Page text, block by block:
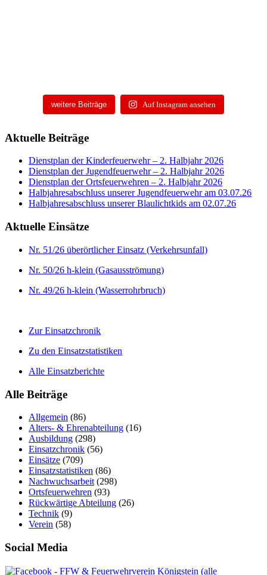
weitere Beiträge Auf Instagram ansehen
Aktuelle Beiträge
Dienstplan der Kinderfeuerwehr – 2. Halbjahr 2026
Dienstplan der Jugendfeuerwehr – 2. Halbjahr 2026
Dienstplan der Ortsfeuerwehren – 2. Halbjahr 2026
Halbjahresabschluss unserer Jugendfeuerwehr am 03.07.26
Halbjahresabschluss unserer Blaulichtkids am 02.07.26
Aktuelle Einsätze
Nr. 51/26 überörtlicher Einsatz (Verkehrsunfall)
Nr. 50/26 h-klein (Gasausströmung)
Nr. 49/26 h-klein (Wasserrohrbruch)
Zur Einsatzchronik
Zu den Einsatzstatistiken
Alle Einsatzberichte
Alle Beiträge
Allgemein (86)
Alters- & Ehrenabteilung (16)
Ausbildung (298)
Einsatzchronik (56)
Einsätze (709)
Einsatzstatistiken (86)
Nachwuchsarbeit (298)
Ortsfeuerwehren (93)
Rückwärtige Abteilung (26)
Technik (9)
Verein (58)
Social Media